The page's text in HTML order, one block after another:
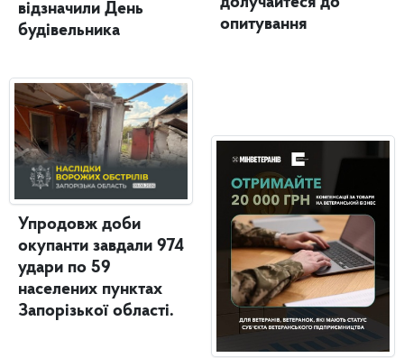
відзначили День
будівельника
Упродовж доби
окупанти завдали 974
удари по 59
населених пунктах
Запорізької області.
опитування